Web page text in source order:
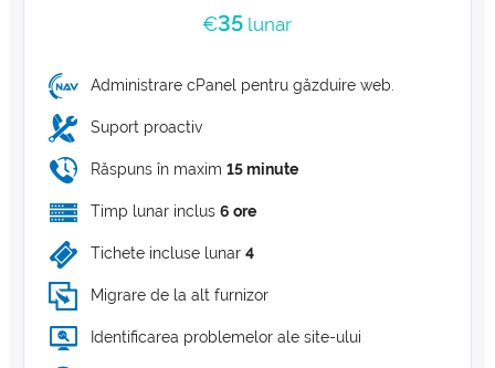
€35 lunar
Administrare cPanel pentru găzduire web.
Suport proactiv
Răspuns în maxim 15 minute
Timp lunar inclus 6 ore
Tichete incluse lunar 4
Migrare de la alt furnizor
Identificarea problemelor ale site-ului